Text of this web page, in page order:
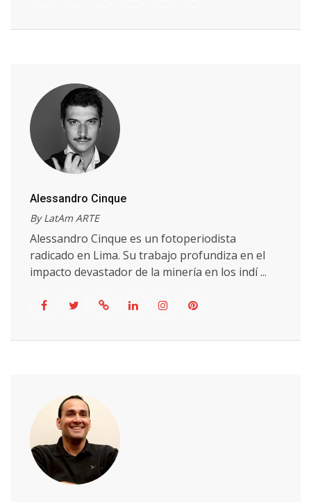
Alessandro Cinque
By LatAm ARTE
Alessandro Cinque es un fotoperiodista
radicado en Lima. Su trabajo profundiza en el
impacto devastador de la minería en los indí ...